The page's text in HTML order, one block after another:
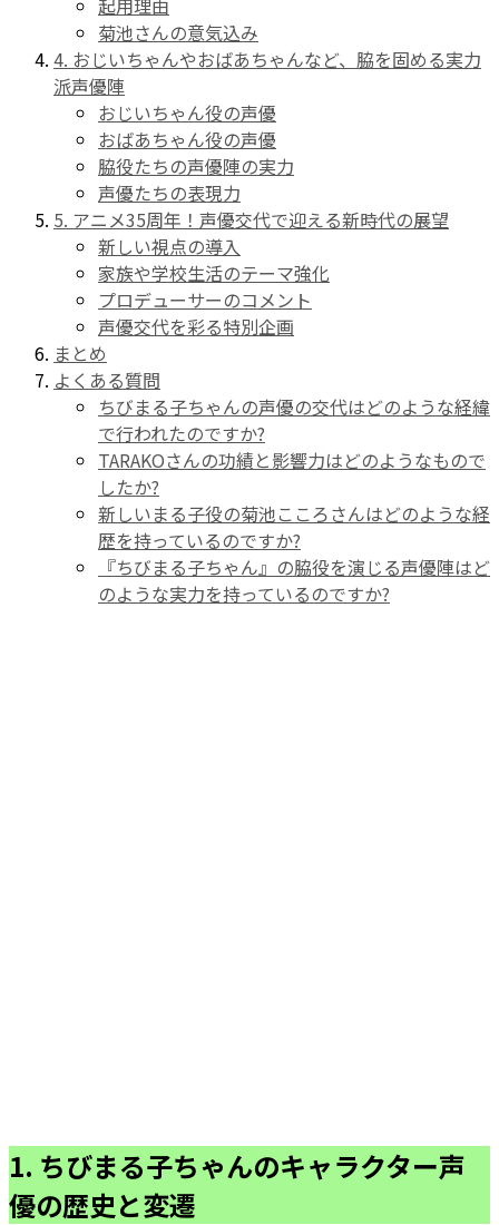
起用理由
菊池さんの意気込み
4. おじいちゃんやおばあちゃんなど、脇を固める実力
派声優陣
おじいちゃん役の声優
おばあちゃん役の声優
脇役たちの声優陣の実力
声優たちの表現力
5. アニメ35周年！声優交代で迎える新時代の展望
新しい視点の導入
家族や学校生活のテーマ強化
プロデューサーのコメント
声優交代を彩る特別企画
まとめ
よくある質問
ちびまる子ちゃんの声優の交代はどのような経緯
で行われたのですか?
TARAKOさんの功績と影響力はどのようなもので
したか?
新しいまる子役の菊池こころさんはどのような経
歴を持っているのですか?
『ちびまる子ちゃん』の脇役を演じる声優陣はど
のような実力を持っているのですか?
1. ちびまる子ちゃんのキャラクター声
優の歴史と変遷